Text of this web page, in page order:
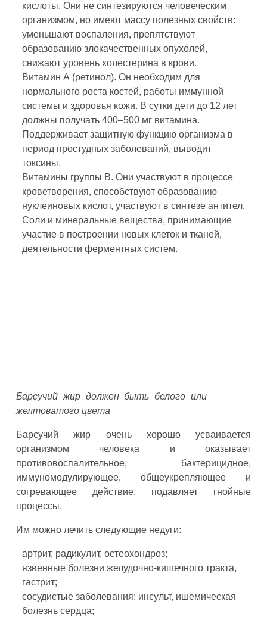
кислоты. Они не синтезируются человеческим
организмом, но имеют массу полезных свойств:
уменьшают воспаления, препятствуют
образованию злокачественных опухолей,
снижают уровень холестерина в крови.
Витамин А (ретинол). Он необходим для
нормального роста костей, работы иммунной
системы и здоровья кожи. В сутки дети до 12 лет
должны получать 400–500 мг витамина.
Поддерживает защитную функцию организма в
период простудных заболеваний, выводит
токсины.
Витамины группы B. Они участвуют в процессе
кроветворения, способствуют образованию
нуклеиновых кислот, участвуют в синтезе антител.
Соли и минеральные вещества, принимающие
участие в построении новых клеток и тканей,
деятельности ферментных систем.
Барсучий жир должен быть белого или
желтоватого цвета
Барсучий жир очень хорошо усваивается
организмом человека и оказывает
противовоспалительное, бактерицидное,
иммуномодулирующее, общеукрепляющее и
согревающее действие, подавляет гнойные
процессы.
Им можно лечить следующие недуги:
артрит, радикулит, остеохондроз;
язвенные болезни желудочно-кишечного тракта,
гастрит;
сосудистые заболевания: инсульт, ишемическая
болезнь сердца;